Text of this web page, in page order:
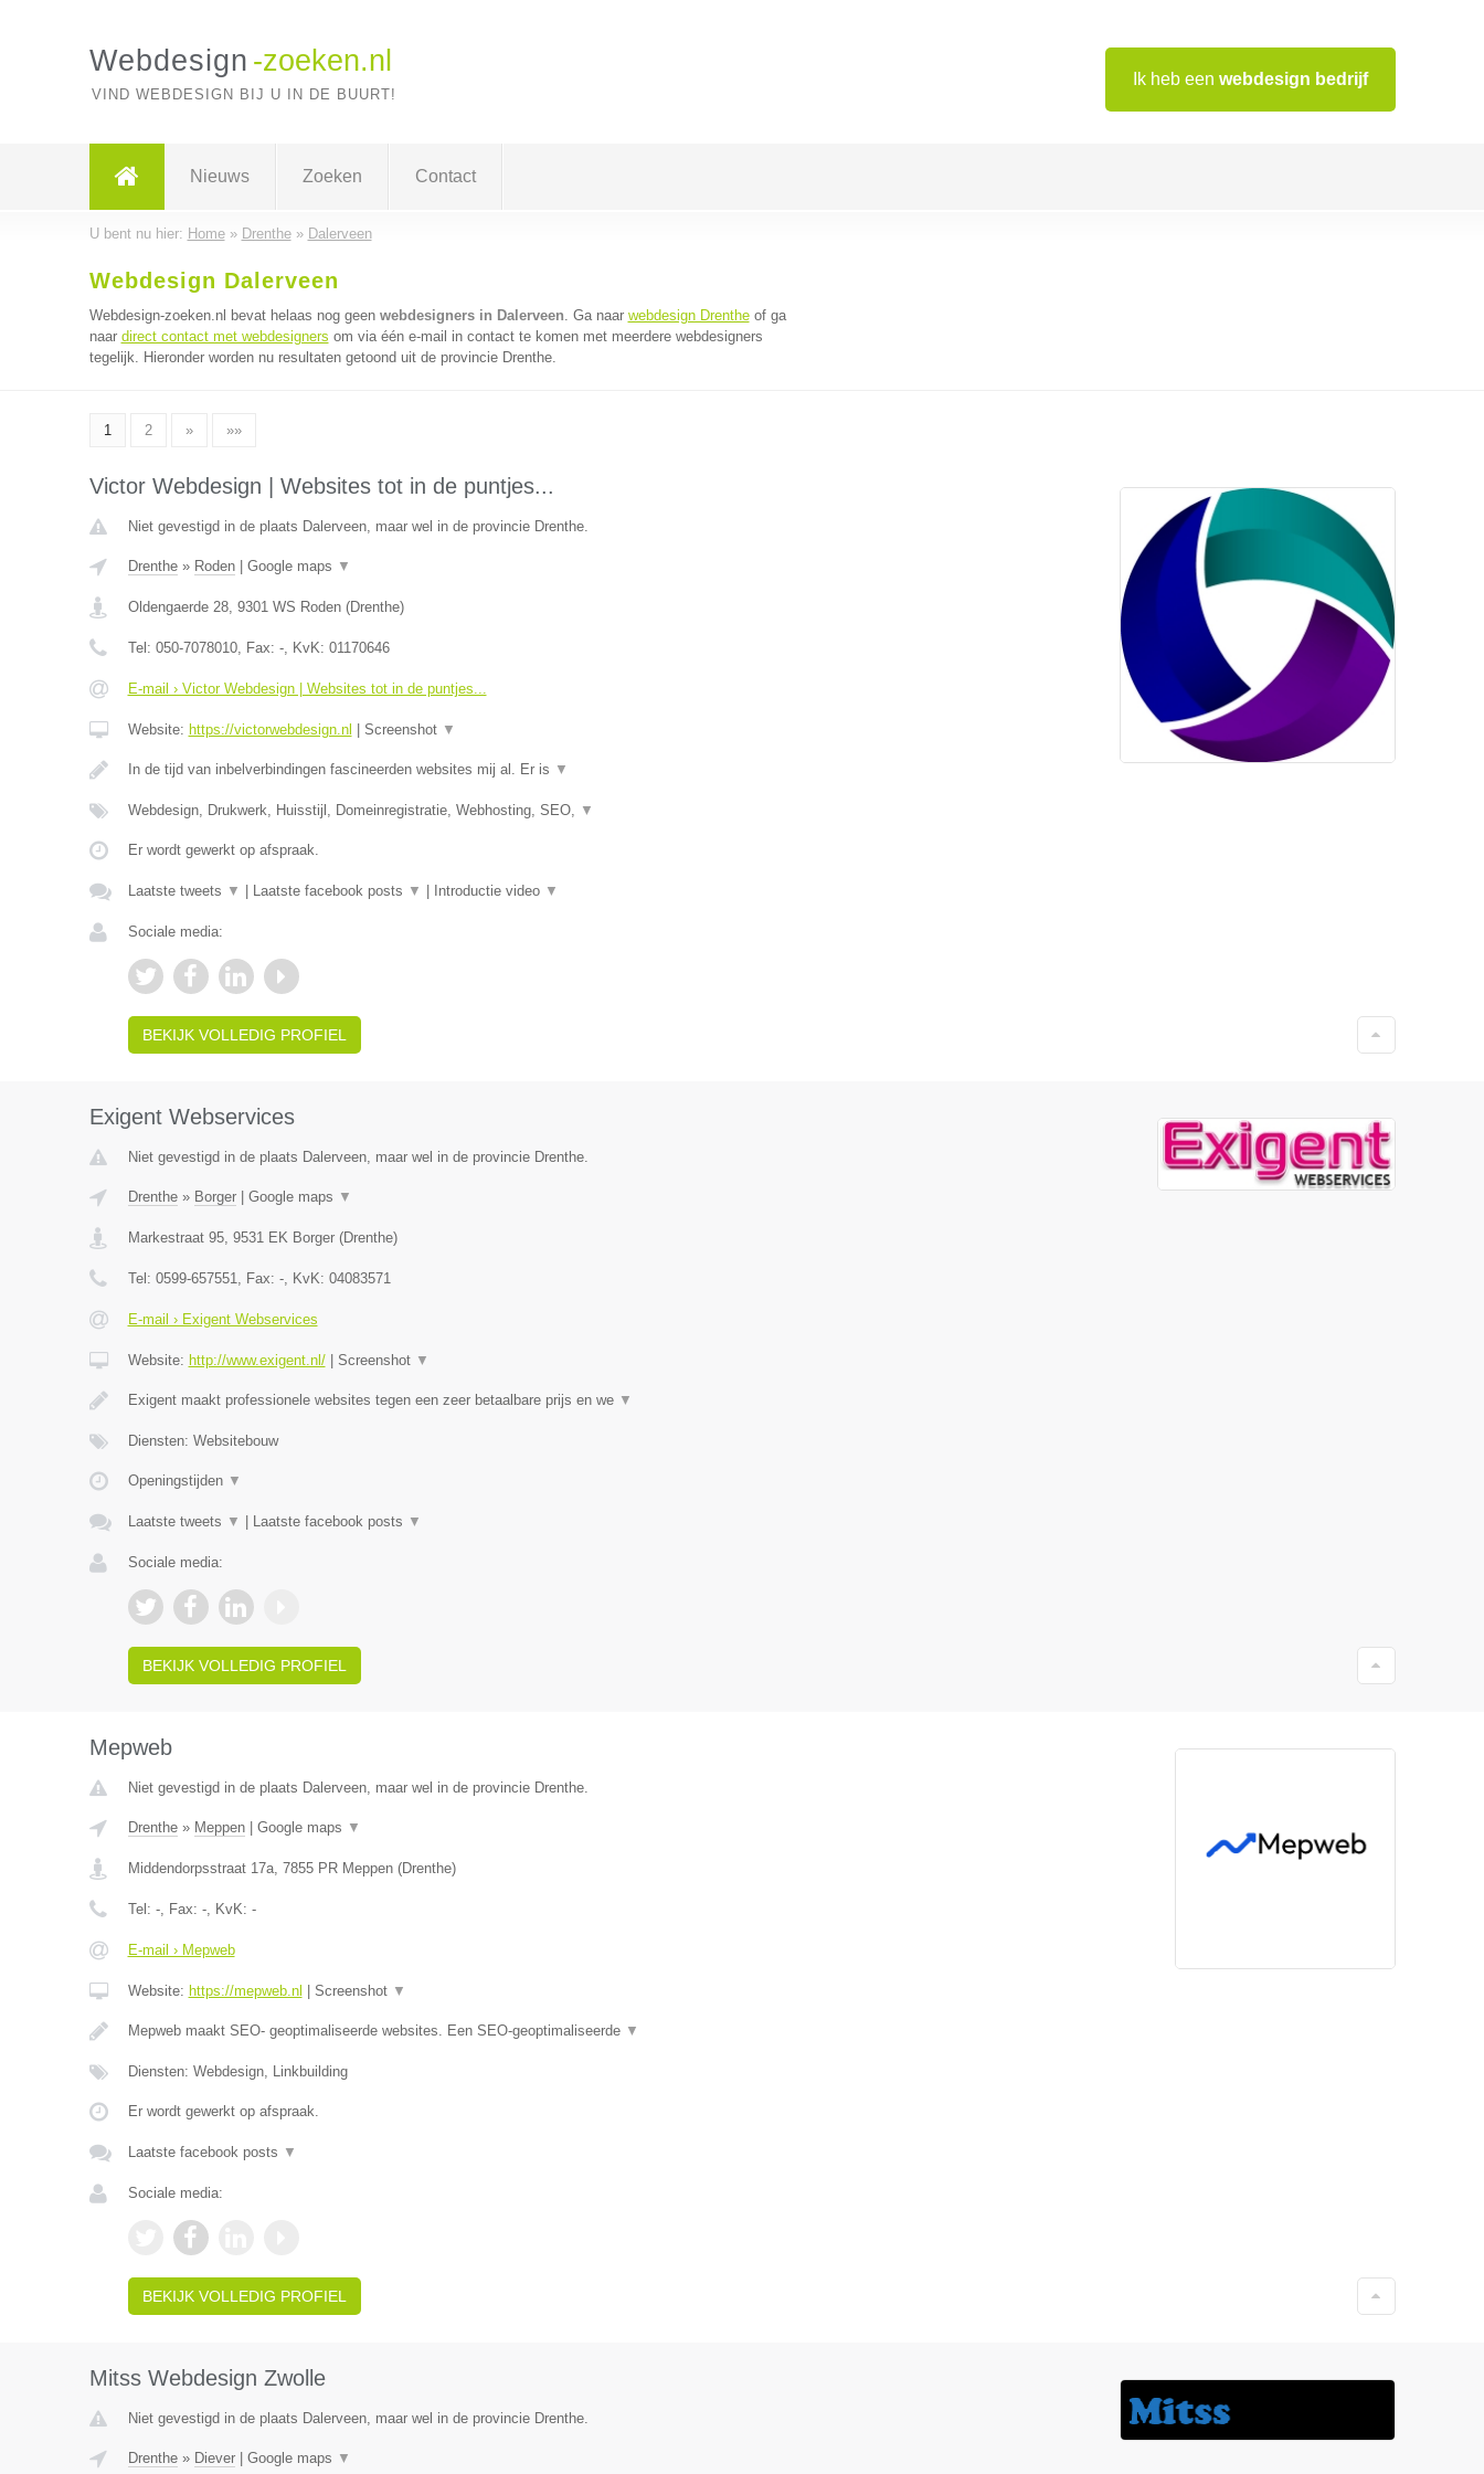
Ik heb een webdesign bedrijf
Webdesign -zoeken.nl
VIND WEBDESIGN BIJ U IN DE BUURT!
Nieuws Zoeken Contact
U bent nu hier: Home» Drenthe» Dalerveen
Webdesign Dalerveen
Webdesign-zoeken.nl bevat helaas nog geen webdesigners in Dalerveen. Ga naar webdesign Drentheof ga
naar direct contact met webdesigners om via één e-mail in contact te komen met meerdere webdesigners
tegelijk. Hieronder worden nu resultaten getoond uit de provincie Drenthe.
1 2 » »»
Victor Webdesign | Websites tot in de puntjes...
Niet gevestigd in de plaats Dalerveen, maar wel in de provincie Drenthe.
Drenthe» Roden| Google maps ▼
Oldengaerde 28, 9301 WS Roden(Drenthe)
Tel: 050-7078010, Fax: -, KvK: 01170646
E-mail › Victor Webdesign | Websites tot in de puntjes...
Website: https://victorwebdesign.nl Screenshot ▼
In de tijd van inbelverbindingen fascineerden websites mij al. Er is ▼
Webdesign, Drukwerk, Huisstijl, Domeinregistratie, Webhosting, SEO, ▼
Er wordt gewerkt op afspraak.
Laatste tweets ▼ Laatste facebook posts ▼ Introductie video ▼
Sociale media:
BEKIJK VOLLEDIG PROFIEL
Exigent Webservices
Niet gevestigd in de plaats Dalerveen, maar wel in de provincie Drenthe.
Drenthe» Borger| Google maps ▼
Markestraat 95, 9531 EK Borger(Drenthe)
Tel: 0599-657551, Fax: -, KvK: 04083571
E-mail › Exigent Webservices
Website: http://www.exigent.nl/| Screenshot ▼
Exigent maakt professionele websites tegen een zeer betaalbare prijs en we ▼
Diensten: Websitebouw
Openingstijden ▼
Laatste tweets ▼ Laatste facebook posts ▼
Sociale media:
BEKIJK VOLLEDIG PROFIEL
Mepweb
Niet gevestigd in de plaats Dalerveen, maar wel in de provincie Drenthe.
Drenthe» Meppen| Google maps ▼
Middendorpsstraat 17a, 7855 PR Meppen(Drenthe)
Tel: -, Fax: -, KvK: -
E-mail › Mepweb
Website: https://mepweb.nl Screenshot ▼
Mepweb maakt SEO- geoptimaliseerde websites. Een SEO-geoptimaliseerde ▼
Diensten: Webdesign, Linkbuilding
Er wordt gewerkt op afspraak.
Laatste facebook posts ▼
Sociale media:
BEKIJK VOLLEDIG PROFIEL
Mitss Webdesign Zwolle
Niet gevestigd in de plaats Dalerveen, maar wel in de provincie Drenthe.
Drenthe» Diever| Google maps ▼